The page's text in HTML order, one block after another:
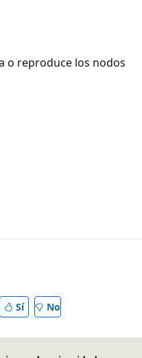
o reproduce los nodos
Sí No